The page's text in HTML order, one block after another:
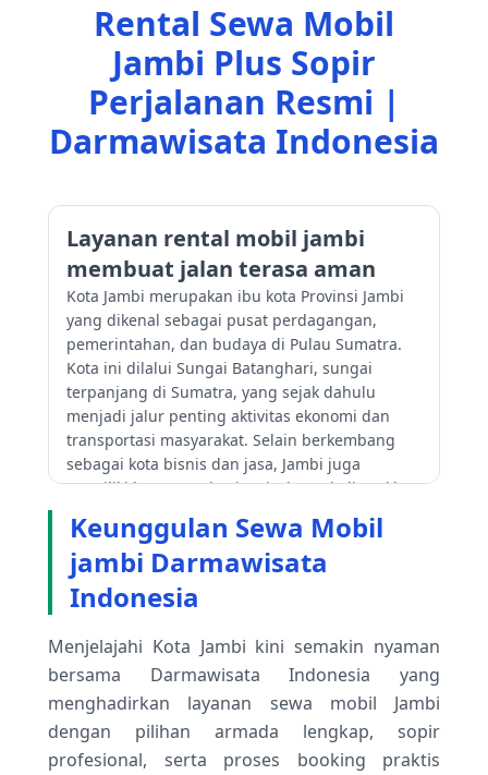
Rental Sewa Mobil
Jambi Plus Sopir
Perjalanan Resmi |
Darmawisata Indonesia
Layanan rental mobil jambi
membuat jalan terasa aman
Kota Jambi merupakan ibu kota Provinsi Jambi
yang dikenal sebagai pusat perdagangan,
pemerintahan, dan budaya di Pulau Sumatra.
Kota ini dilalui Sungai Batanghari, sungai
terpanjang di Sumatra, yang sejak dahulu
menjadi jalur penting aktivitas ekonomi dan
transportasi masyarakat. Selain berkembang
sebagai kota bisnis dan jasa, Jambi juga
memiliki beragam destinasi wisata, kuliner khas
daerah di Sumatra bagian tengah.
Menjelajahi jambi akan terasa lebih praktis jika
menggunakan kendaraan yang siap pakai
beragam pilihan armada yang terawat untuk
menunjang aktivitas Anda seharian penuh.
Dengan layanan rental mobil yang fleksibel dan
profesional, setiap perjalanan di Balikpapan
terasa lebih aman dan bebas repot.
Keunggulan Sewa Mobil
jambi Darmawisata
Indonesia
Menjelajahi Kota Jambi kini semakin nyaman
bersama Darmawisata Indonesia yang
menghadirkan layanan sewa mobil Jambi
dengan pilihan armada lengkap, sopir
profesional, serta proses booking praktis